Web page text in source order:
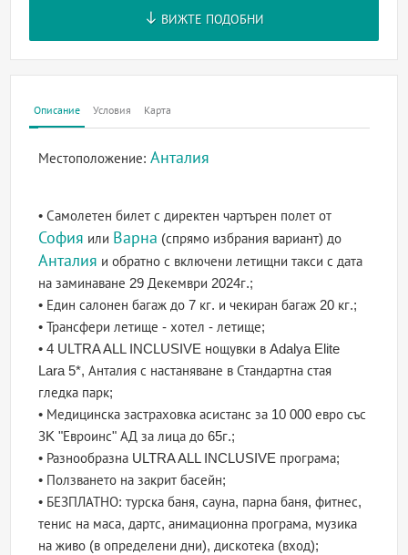
ВИЖТЕ ПОДОБНИ
Описание Условия Карта
Местоположение:Анталия
• Самолетен билет с директен чартърен полет от
София или Варна (спрямо избрания вариант) до
Анталия и обратно с включени летищни такси с дата
на заминаване 29 Декември 2024г.;
• Един салонен багаж до 7 кг. и чекиран багаж 20 кг.;
• Трансфери летище - хотел - летище;
• 4 ULTRA ALL INCLUSIVE нощувки в Adalya Elite
Lara 5*, Анталия с настаняване в Стандартна стая
гледка парк;
• Медицинска застраховка асистанс за 10 000 евро със
ЗK "Евроинс" АД за лица до 65г.;
• Разнообразна ULTRA ALL INCLUSIVE програма;
• Ползването на закрит басейн;
• БЕЗПЛАТНО: турска баня, сауна, парна баня, фитнес,
тенис на маса, дартс, анимационна програма, музика
на живо (в определени дни), дискотека (вход);